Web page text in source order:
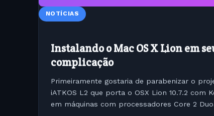
NOTÍCIAS
Instalando o Mac OS X Lion em
complicação
Primeiramente gostaria de parabenizar o
iATKOS L2 que porta o OSX Lion 10.7.2 com
em máquinas com processadores Core 2